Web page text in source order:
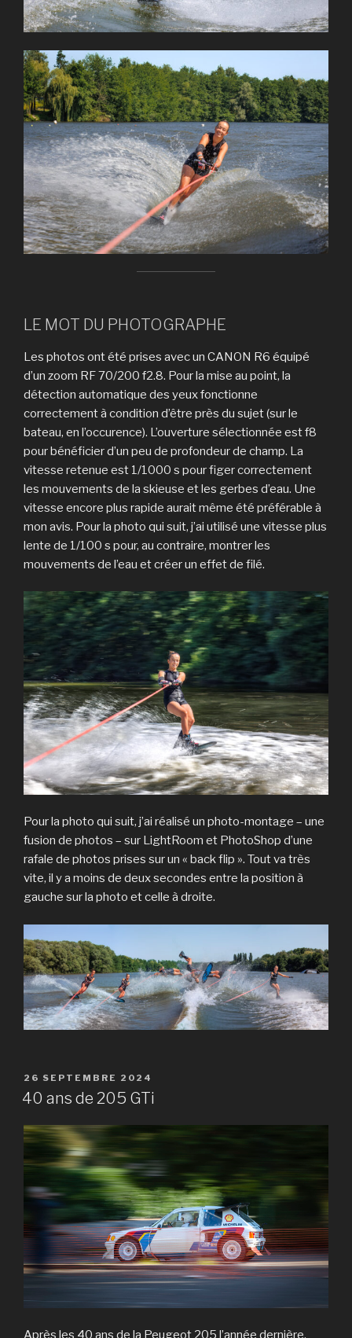
LE MOT DU PHOTOGRAPHE
Les photos ont été prises avec un CANON R6 équipé
d’un zoom RF 70/200 f2.8. Pour la mise au point, la
détection automatique des yeux fonctionne
correctement à condition d’être près du sujet (sur le
bateau, en l’occurence). L’ouverture sélectionnée est f8
pour bénéficier d’un peu de profondeur de champ. La
vitesse retenue est 1/1000 s pour figer correctement
les mouvements de la skieuse et les gerbes d’eau. Une
vitesse encore plus rapide aurait même été préférable à
mon avis. Pour la photo qui suit, j’ai utilisé une vitesse plus
lente de 1/100 s pour, au contraire, montrer les
mouvements de l’eau et créer un effet de filé.
Pour la photo qui suit, j’ai réalisé un photo-montage – une
fusion de photos – sur LightRoom et PhotoShop d’une
rafale de photos prises sur un « back flip ». Tout va très
vite, il y a moins de deux secondes entre la position à
gauche sur la photo et celle à droite.
PUBLIÉ
LE
26 SEPTEMBRE 2024
40 ans de 205 GTi
Après les 40 ans de la Peugeot 205 l’année dernière,